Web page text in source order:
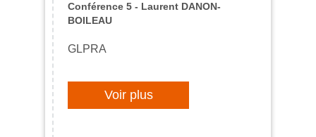
Conférence 5 - Laurent DANON-
BOILEAU
GLPRA
Voir plus